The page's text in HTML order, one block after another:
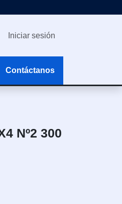
Iniciar sesión
Contáctanos
Nº2 300